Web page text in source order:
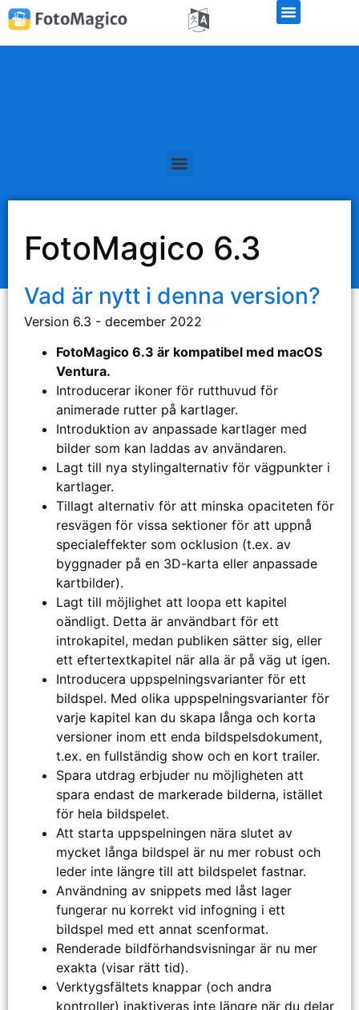
FotoMagico 6.3
Vad är nytt i denna version?
Version 6.3 - december 2022
FotoMagico 6.3 är kompatibel med macOS
Ventura.
Introducerar ikoner för rutthuvud för
animerade rutter på kartlager.
Introduktion av anpassade kartlager med
bilder som kan laddas av användaren.
Lagt till nya stylingalternativ för vägpunkter i
kartlager.
Tillagt alternativ för att minska opaciteten för
resvägen för vissa sektioner för att uppnå
specialeffekter som ocklusion (t.ex. av
byggnader på en 3D-karta eller anpassade
kartbilder).
Lagt till möjlighet att loopa ett kapitel
oändligt. Detta är användbart för ett
introkapitel, medan publiken sätter sig, eller
ett eftertextkapitel när alla är på väg ut igen.
Introducera uppspelningsvarianter för ett
bildspel. Med olika uppspelningsvarianter för
varje kapitel kan du skapa långa och korta
versioner inom ett enda bildspelsdokument,
t.ex. en fullständig show och en kort trailer.
Spara utdrag erbjuder nu möjligheten att
spara endast de markerade bilderna, istället
för hela bildspelet.
Att starta uppspelningen nära slutet av
mycket långa bildspel är nu mer robust och
leder inte längre till att bildspelet fastnar.
Användning av snippets med låst lager
fungerar nu korrekt vid infogning i ett
bildspel med ett annat scenformat.
Renderade bildförhandsvisningar är nu mer
exakta (visar rätt tid).
Verktygsfältets knappar (och andra
kontroller) inaktiveras inte längre när du delar